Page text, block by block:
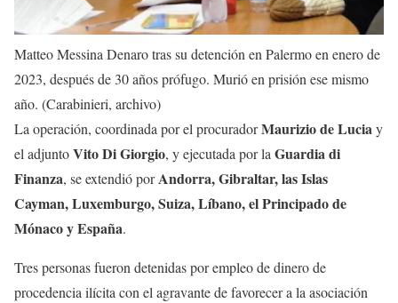
Matteo Messina Denaro tras su detención en Palermo en enero de
2023, después de 30 años prófugo. Murió en prisión ese mismo
año. (Carabinieri, archivo)
La operación, coordinada por el procuradorMaurizio de Luciay
el adjuntoVito Di Giorgio, y ejecutada por laGuardia di
Finanza, se extendió porAndorra, Gibraltar, las Islas
Cayman, Luxemburgo, Suiza, Líbano, el Principado de
Mónaco y España.
Tres personas fueron detenidas por empleo de dinero de
procedencia ilícita con el agravante de favorecer a la asociación